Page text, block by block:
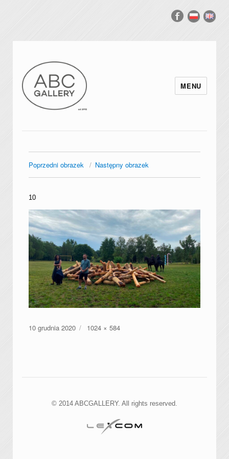
MENU
Poprzedni obrazek Następny obrazek
10
Data
10 grudnia 2020
Pełny
1024 × 584
© 2014 ABCGALLERY. All rights reserved.